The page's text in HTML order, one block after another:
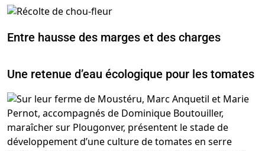
Entre hausse des marges et des charges
Une retenue d’eau écologique pour les tomates